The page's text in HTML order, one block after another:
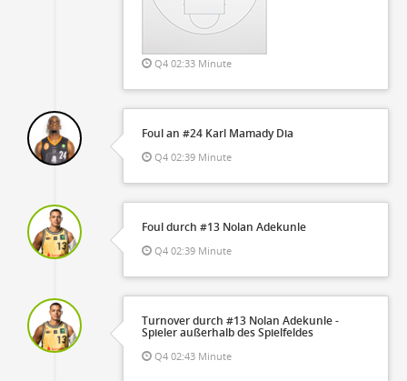
Q4 02:33 Minute
Foul an #24 Karl Mamady Dia
Q4 02:39 Minute
Foul durch #13 Nolan Adekunle
Q4 02:39 Minute
Turnover durch #13 Nolan Adekunle -
Spieler außerhalb des Spielfeldes
Q4 02:43 Minute